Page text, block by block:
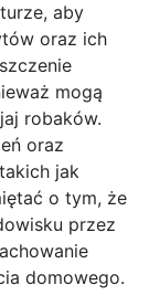
aby
oraz ich
mogą
robaków.
oraz
jak
o tym, że
przez
domowego.